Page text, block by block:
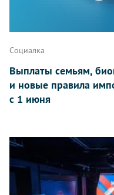
Социалка
Выплаты семьям,
и новые правила
с 1 июня